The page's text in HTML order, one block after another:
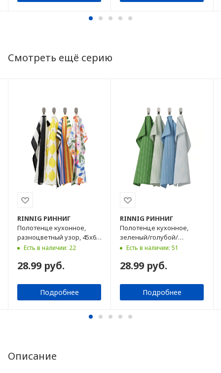
Смотреть ещё серию
RINNIG РИННИГ
Полотенце кухонное,
разноцветный узор, 45x60
см, 4 шт
Есть в наличии: 22
28.99 руб.
Подробнее
RINNIG РИННИГ
Полотенце кухонное,
зеленый/голубой/
полоски, 45x60 см, 4 шт.
Есть в наличии: 51
28.99 руб.
Подробнее
Описание